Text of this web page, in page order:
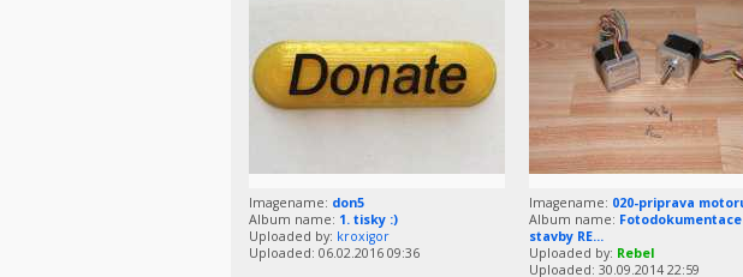
Imagename: don5
Album name: 1. tisky :)
Uploaded by: kroxigor
Uploaded: 06.02.2016 09:36
Imagename: 020-priprava
Album name: Fotodokumentace
stavby RE...
Uploaded by: Rebel
Uploaded: 30.09.2014 22:59